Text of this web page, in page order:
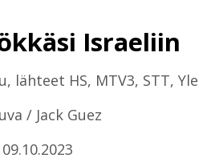
Israeliin
lähteet HS, MTV3, STT, Yle
/ Jack Guez